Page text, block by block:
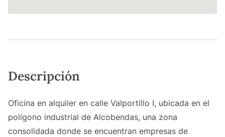
Descripción
Oficina en alquiler en calle Valportillo I, ubicada en el
polígono industrial de Alcobendas, una zona
consolidada donde se encuentran empresas de